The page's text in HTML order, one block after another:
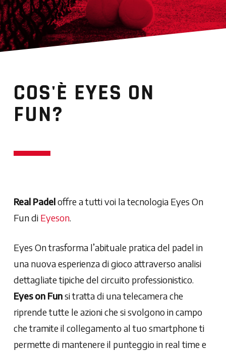
COS'È EYES ON
FUN?
Real Padeloffre a tutti voi la tecnologia Eyes On
Fun di Eyeson.
Eyes On trasforma l’abituale pratica del padel in
una nuova esperienza di gioco attraverso analisi
dettagliate tipiche del circuito professionistico.
Eyes on Funsi tratta di una telecamera che
riprende tutte le azioni che si svolgono in campo
che tramite il collegamento al tuo smartphone ti
permette di mantenere il punteggio in real time e